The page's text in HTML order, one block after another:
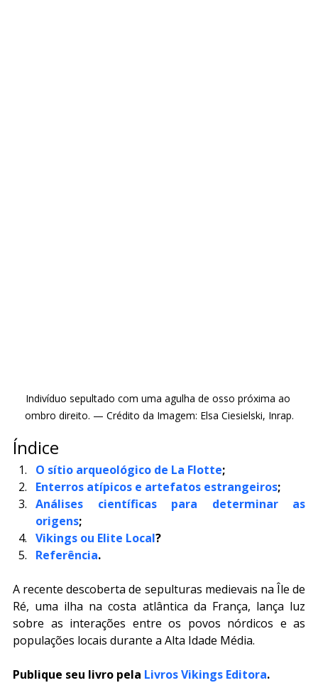
Indivíduo sepultado com uma agulha de osso próxima ao
ombro direito. — Crédito da Imagem: Elsa Ciesielski, Inrap.
Índice
O sítio arqueológico de La Flotte;
Enterros atípicos e artefatos estrangeiros;
Análises científicas para determinar as
origens;
Vikings ou Elite Local?
Referência.
A recente descoberta de sepulturas medievais na Île de
Ré, uma ilha na costa atlântica da França, lança luz
sobre as interações entre os povos nórdicos e as
populações locais durante a Alta Idade Média.
Publique seu livro pela Livros Vikings Editora.